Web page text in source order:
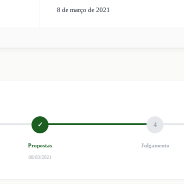
8 de março de 2021
✓
Propostas
08/03/2021
4
Julgamento